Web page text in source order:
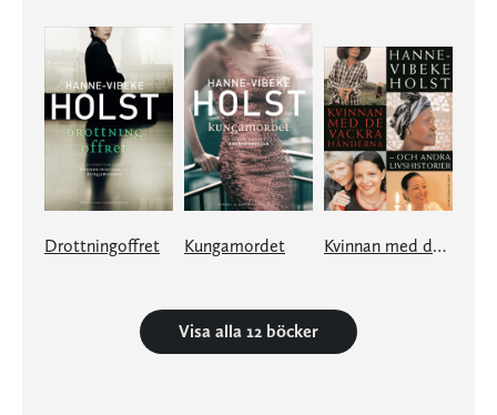
Drottningoffret Kungamordet Kvinnan med de vackra händerna
Visa alla 12 böcker